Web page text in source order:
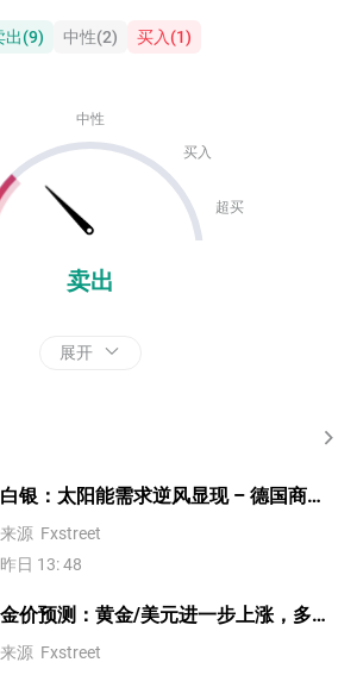
出(9) 中性(2) 买入(1)
中性
买入
超买
卖出
展开
白银：太阳能需求逆风显现 – 德国商业
银行
来源 Fxstreet
昨日 13: 48
金价预测：黄金/美元进一步上涨，多头
瞄准 4380 美元区域
来源 Fxstreet